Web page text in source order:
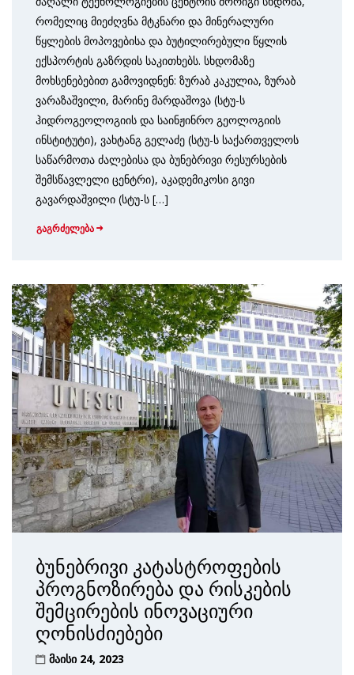
რომელიც მიეძღვნა მტკნარი და მინერალური
წყლების მოპოვებისა და ბუტილირებული წყლის
ექსპორტის გაზრდის საკითხებს. სხდომაზე
მოხსენებებით გამოვიდნენ: ზურაბ კაკულია, ზურაბ
ვარაზაშვილი, მარინე მარდაშოვა (სტუ-ს
ჰიდროგეოლოგიის და საინჟინრო გეოლოგიის
ინსტიტუტი), ვახტანგ გელაძე (სტუ-ს საქართველოს
საწარმოთა ძალებისა და ბუნებრივი რესურსების
შემსწავლელი ცენტრი), აკადემიკოსი გივი
გავარდაშვილი (სტუ-ს […]
გაგრძელება
ბუნებრივი კატასტროფების
პროგნოზირება და რისკების
შემცირების ინოვაციური
ღონისძიებები
მაისი 24, 2023